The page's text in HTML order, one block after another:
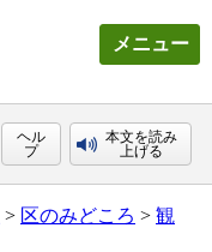
メニュー
ヘル
プ
本文を読み
上げる
> 区のみどころ > 観